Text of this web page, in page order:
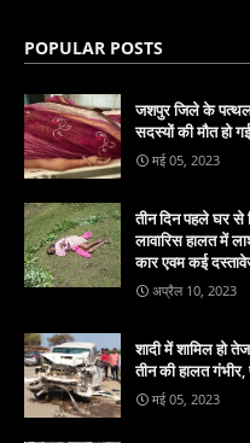
POPULAR POSTS
जशपुर जिले के
सदस्यों की मौत हो
मई 05, 2023
तीन दिन पहले घर से
लावारिस हालत में
कार एवम कई
अप्रैल 10, 2023
शादी में शामिल हो
तीन की हालत गंभीर,
मई 05, 2023